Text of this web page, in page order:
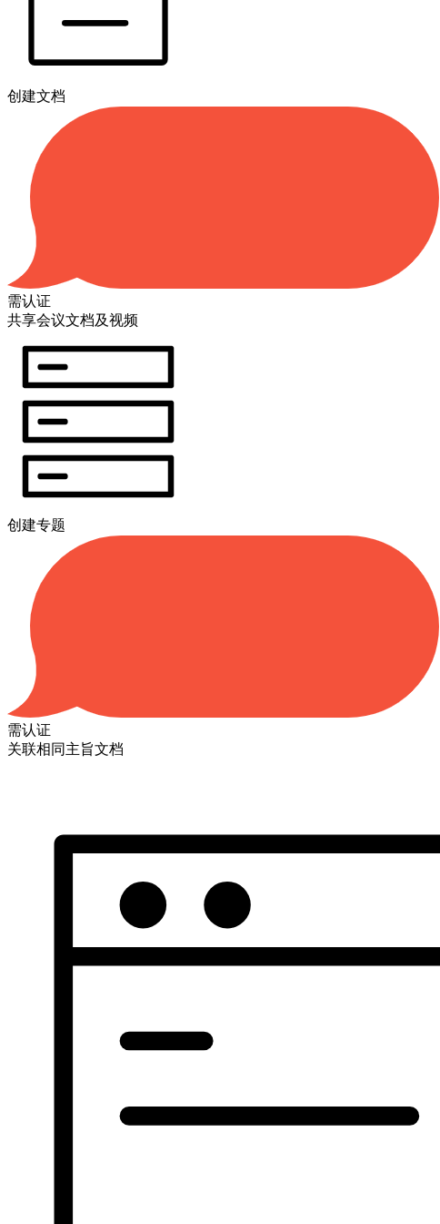
创建文档
需认证
共享会议文档及视频
创建专题
需认证
关联相同主旨文档